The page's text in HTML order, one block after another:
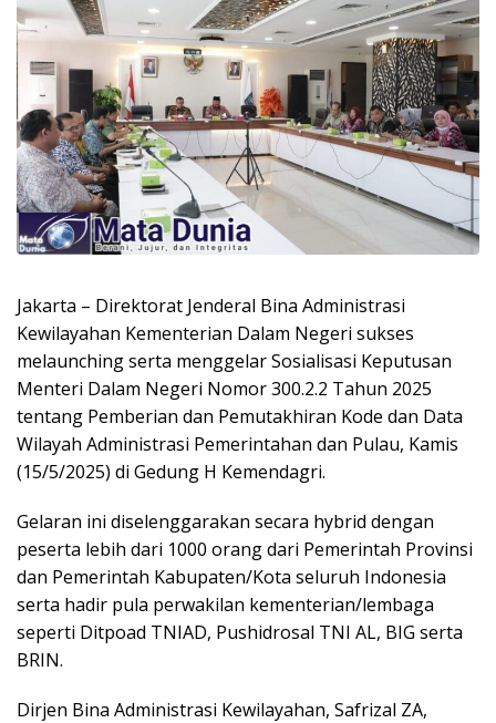
Jakarta – Direktorat Jenderal Bina Administrasi
Kewilayahan Kementerian Dalam Negeri sukses
melaunching serta menggelar Sosialisasi Keputusan
Menteri Dalam Negeri Nomor 300.2.2 Tahun 2025
tentang Pemberian dan Pemutakhiran Kode dan Data
Wilayah Administrasi Pemerintahan dan Pulau, Kamis
(15/5/2025) di Gedung H Kemendagri.
Gelaran ini diselenggarakan secara hybrid dengan
peserta lebih dari 1000 orang dari Pemerintah Provinsi
dan Pemerintah Kabupaten/Kota seluruh Indonesia
serta hadir pula perwakilan kementerian/lembaga
seperti Ditpoad TNIAD, Pushidrosal TNI AL, BIG serta
BRIN.
Dirjen Bina Administrasi Kewilayahan, Safrizal ZA,